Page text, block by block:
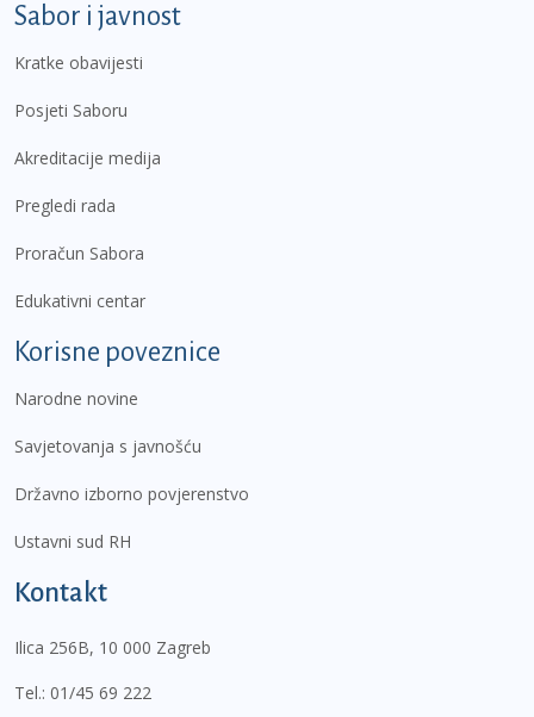
Sabor i javnost
Kratke obavijesti
Posjeti Saboru
Akreditacije medija
Pregledi rada
Proračun Sabora
Edukativni centar
Korisne poveznice
Narodne novine
Savjetovanja s javnošću
Državno izborno povjerenstvo
Ustavni sud RH
Kontakt
Ilica 256B, 10 000 Zagreb
Tel.: 01/45 69 222